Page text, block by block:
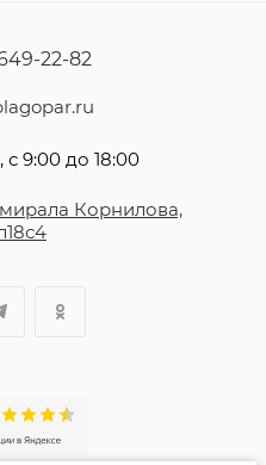
22-82
9:00 до 18:00
Корнилова,